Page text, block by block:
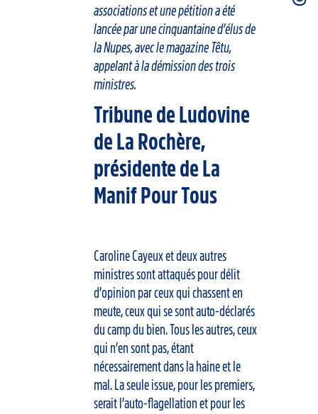
associations et une pétition a été
lancée par une cinquantaine d’élus de
la Nupes, avec le magazine Têtu,
appelant à la démission des trois
ministres.
Tribune de Ludovine
de La Rochère,
présidente de La
Manif Pour Tous
Caroline Cayeux et deux autres
ministres sont attaqués pour délit
d’opinion par ceux qui chassent en
meute, ceux qui se sont auto-déclarés
du camp du bien. Tous les autres, ceux
qui n’en sont pas, étant
nécessairement dans la haine et le
mal. La seule issue, pour les premiers,
serait l’auto-flagellation et pour les